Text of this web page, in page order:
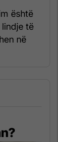
është
të
në